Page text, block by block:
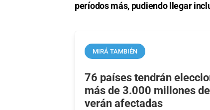
períodos más, pudiendo llegar
MIRÁ TAMBIÉN
76 países tendrán
más de 3.000 millones
verán afectadas